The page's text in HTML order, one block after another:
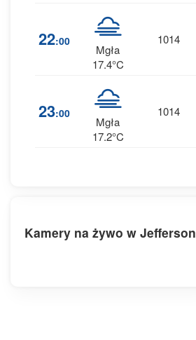
22:00
Mgła
17.4°C
1014
23:00
Mgła
17.2°C
1014
Kamery na żywo w Jefferson